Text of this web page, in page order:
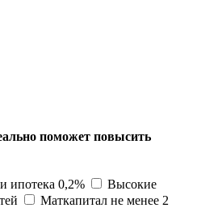
поможет повысить
ипотека 0,2%
Высокие
Маткапитал не менее 2